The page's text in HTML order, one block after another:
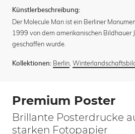
Künstlerbeschreibung:
Der Molecule Man ist ein Berliner
1999 von dem amerikanischen Bildhauer
geschaffen wurde.
Kollektionen: Berlin,
Premium Poster
Brillante Posterdrucke
starken Fotopapier